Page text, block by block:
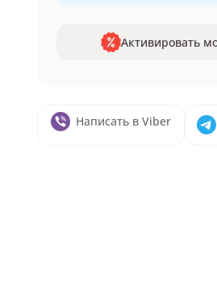
Активировать
Написать в Viber